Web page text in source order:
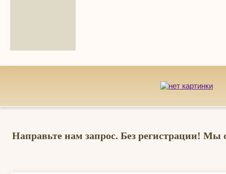
Направьте нам запрос. Без регистрации! Мы